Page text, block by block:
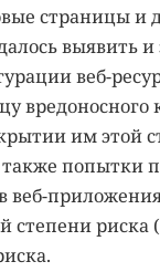
страницы и
выявить
веб-
им этой
попытки
веб-
степени